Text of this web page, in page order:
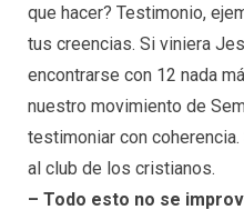
que hacer? Testimonio,
tus creencias. Si viniera
encontrarse con 12 nada
nuestro movimiento de
testimoniar con
al club de los cristianos.
– Todo esto no se